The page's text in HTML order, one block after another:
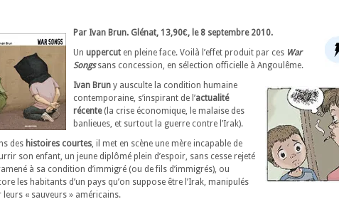
Par Ivan Brun. Glénat, 13,90€, le 8 septembre 2010.
Un uppercut en pleine face. Voilà l’effet produit par ces War
Songssans concession, en sélection officielle à Angoulême.
Ivan Brun y ausculte la condition humaine
contemporaine, s’inspirant de l’actualité
récente(la crise économique, le malaise des
banlieues, et surtout la guerre contre l’Irak).
des histoires courtes, il met en scène une mère incapable de
son enfant, un jeune diplômé plein d’espoir, sans cesse rejeté
à sa condition d’immigré (ou de fils d’immigrés), ou
les habitants d’un pays qu’on suppose être l’Irak, manipulés
leurs « sauveurs » américains.